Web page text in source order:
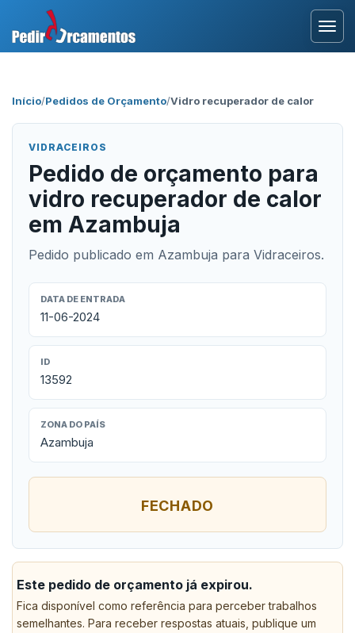
Início/Pedidos de Orçamento/Vidro recuperador de calor
VIDRACEIROS
Pedido de orçamento para
vidro recuperador de calor
em Azambuja
Pedido publicado em Azambuja para Vidraceiros.
DATA DE ENTRADA
11-06-2024
ID
13592
ZONA DO PAÍS
Azambuja
FECHADO
Este pedido de orçamento já expirou.
Fica disponível como referência para perceber trabalhos
semelhantes. Para receber respostas atuais, publique um
Área Profissional
Como Funciona?
Testemunhos